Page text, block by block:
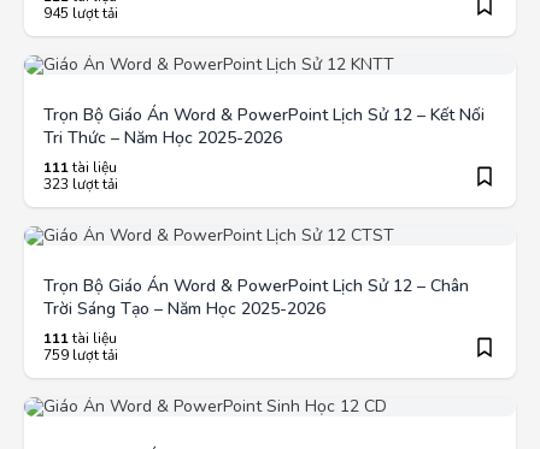
945 lượt tải
Trọn Bộ Giáo Án Word & PowerPoint Lịch Sử 12 – Kết Nối
Tri Thức – Năm Học 2025-2026
111tài liệu
323 lượt tải
Trọn Bộ Giáo Án Word & PowerPoint Lịch Sử 12 – Chân
Trời Sáng Tạo – Năm Học 2025-2026
111tài liệu
759 lượt tải